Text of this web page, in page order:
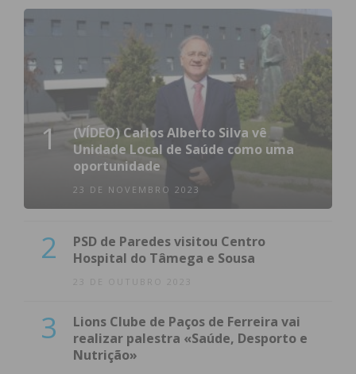
1
(VÍDEO) Carlos Alberto Silva vê
Unidade Local de Saúde como uma
oportunidade
23 DE NOVEMBRO 2023
2
PSD de Paredes visitou Centro
Hospital do Tâmega e Sousa
23 DE OUTUBRO 2023
3
Lions Clube de Paços de Ferreira vai
realizar palestra «Saúde, Desporto e
Nutrição»